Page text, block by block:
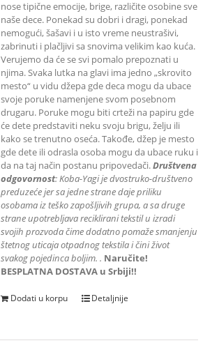
nose tipične emocije, brige, različite osobine sve
naše dece. Ponekad su dobri i dragi, ponekad
nemogući, šašavi i u isto vreme neustrašivi,
zabrinuti i plačljivi sa snovima velikim kao kuća.
Verujemo da će se svi pomalo prepoznati u
njima. Svaka lutka na glavi ima jedno „skrovito
mesto“ u vidu džepa gde deca mogu da ubace
svoje poruke namenjene svom posebnom
drugaru. Poruke mogu biti crteži na papiru gde
će dete predstaviti neku svoju brigu, želju ili
kako se trenutno oseća. Takođe, džep je mesto
gde dete ili odrasla osoba mogu da ubace ruku i
da na taj način postanu pripovedači.Društvena
odgovornost: Koba-Yagi je dvostruko-društveno
preduzeće jer sa jedne strane daje priliku
osobama iz teško zapošljivih grupa, a sa druge
strane upotrebljava reciklirani tekstil u izradi
svojih prozvoda čime dodatno pomaže smanjenju
štetnog uticaja otpadnog tekstila i čini život
svakog pojedinca boljim. . Naručite!
BESPLATNA DOSTAVA u Srbiji!!
Dodati u korpu Detaljnije